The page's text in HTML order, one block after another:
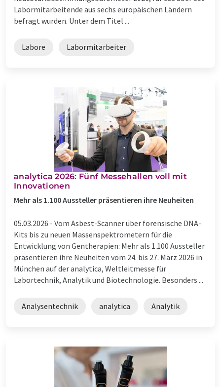
Labormitarbeitende aus sechs europäischen Ländern
befragt wurden. Unter dem Titel ...
Labore Labormitarbeiter
analytica 2026: Fünf Messehallen voll mit
Innovationen
Mehr als 1.100 Aussteller präsentieren ihre Neuheiten
05.03.2026 - Vom Asbest-Scanner über forensische DNA-
Kits bis zu neuen Massenspektrometern für die
Entwicklung von Gentherapien: Mehr als 1.100 Aussteller
präsentieren ihre Neuheiten vom 24. bis 27. März 2026 in
München auf der analytica, Weltleitmesse für
Labortechnik, Analytik und Biotechnologie. Besonders ...
Analysentechnik analytica Analytik